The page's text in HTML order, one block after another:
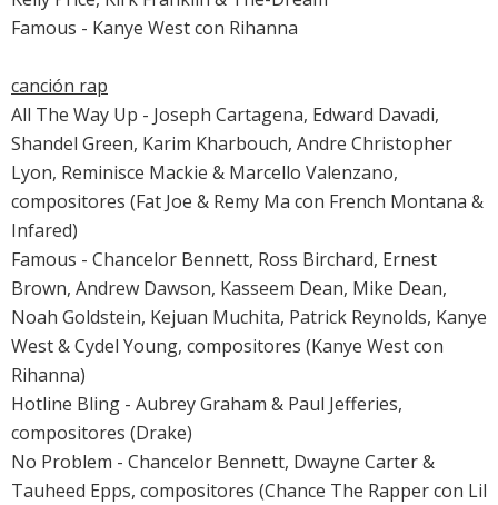
Famous - Kanye West con Rihanna
canción rap
All The Way Up - Joseph Cartagena, Edward Davadi,
Shandel Green, Karim Kharbouch, Andre Christopher
Lyon, Reminisce Mackie & Marcello Valenzano,
compositores (Fat Joe & Remy Ma con French Montana &
Infared)
Famous - Chancelor Bennett, Ross Birchard, Ernest
Brown, Andrew Dawson, Kasseem Dean, Mike Dean,
Noah Goldstein, Kejuan Muchita, Patrick Reynolds, Kanye
West & Cydel Young, compositores (Kanye West con
Rihanna)
Hotline Bling - Aubrey Graham & Paul Jefferies,
compositores (Drake)
No Problem - Chancelor Bennett, Dwayne Carter &
Tauheed Epps, compositores (Chance The Rapper con Lil